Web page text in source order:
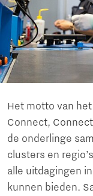
Het motto van
Connect,
de onderlinge
clusters en
alle uitdagingen
kunnen bieden.